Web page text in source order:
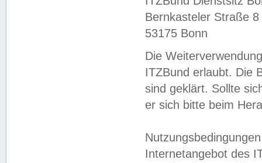
Bernkasteler Straße 8
53175 Bonn
Die
ITZBund erlaubt. Die
sind geklärt. Sollte
er sich bitte beim
Internetangebot des